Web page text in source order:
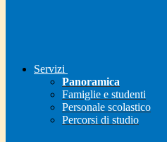
Servizi
Panoramica
Famiglie e studenti
Personale scolastico
Percorsi di studio